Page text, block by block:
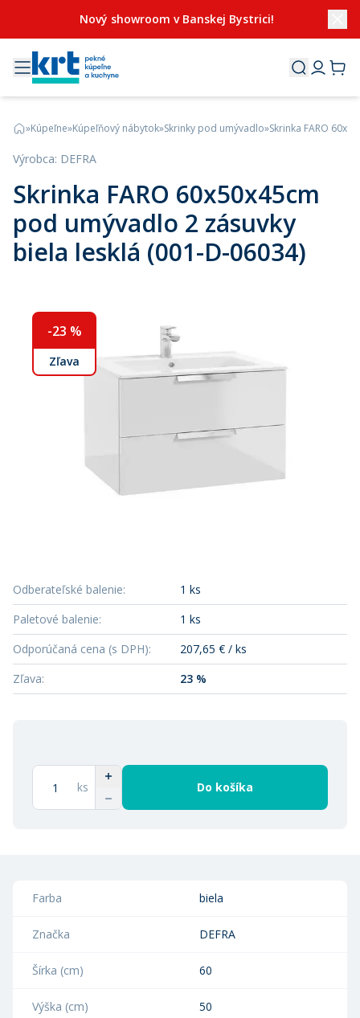
Nový showroom v Banskej Bystrici!
»Kúpeľne»Kúpeľňový nábytok»Skrinky pod umývadlo»Skrinka FARO
Výrobca: DEFRA
Skrinka FARO 60x50x45cm
pod umývadlo 2 zásuvky
biela lesklá (001-D-06034)
-23 %
Zľava
Odberateľské balenie:
1 ks
Paletové balenie:
1 ks
Odporúčaná cena (s DPH):
207,65 € / ks
Zľava: 23 %
ks Do košíka
Farba biela
Značka DEFRA
Šírka (cm) 60
Výška (cm) 50